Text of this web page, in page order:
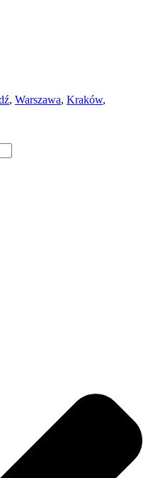
, Warszawa, Kraków,